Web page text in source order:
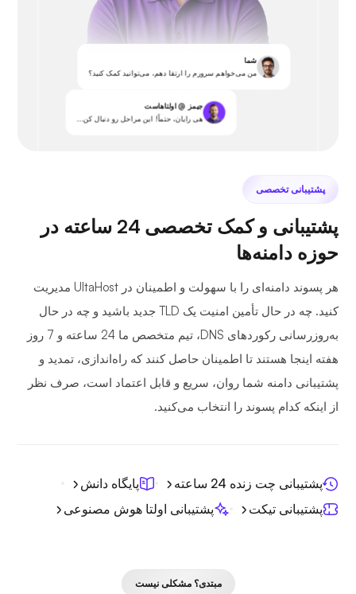
شما
من می‌خواهم سرورم را ارتقا دهم، می‌توانید کمک کنید؟
جیمز @ اولتاهاست
هی رایان، حتماً! این مراحل رو دنبال کن...
پشتیبانی تخصصی
پشتیبانی و کمک تخصصی 24 ساعته در
حوزه دامنه‌ها
هر پسوند دامنه‌ای را با سهولت و اطمینان در UltaHost مدیریت
کنید. چه در حال تأمین امنیت یک TLD جدید باشید و چه در حال
به‌روزرسانی رکوردهای DNS، تیم متخصص ما 24 ساعته و 7 روز
هفته اینجا هستند تا اطمینان حاصل کنند که راه‌اندازی، تمدید و
پشتیبانی دامنه شما روان، سریع و قابل اعتماد است، صرف نظر
از اینکه کدام پسوند را انتخاب می‌کنید.
پشتیبانی چت زنده 24 ساعته
پایگاه دانش
پشتیبانی تیکت
پشتیبانی اولتا هوش مصنوعی
مبتدی؟ مشکلی نیست